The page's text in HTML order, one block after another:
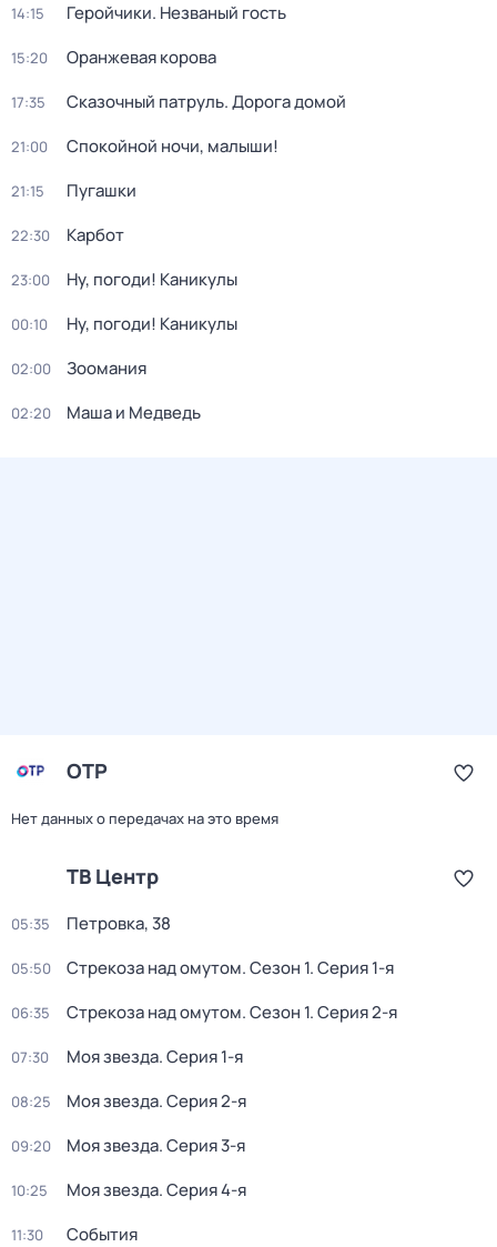
14:15 Геройчики. Незваный гость
15:20 Оранжевая корова
17:35 Сказочный патруль. Дорога домой
21:00 Спокойной ночи, малыши!
21:15 Пугашки
22:30 Карбот
23:00 Ну, погоди! Каникулы
00:10 Ну, погоди! Каникулы
02:00 Зоомания
02:20 Маша и Медведь
ОТР
Нет данных о передачах на это время
ТВ Центр
05:35 Петровка, 38
05:50 Стрекоза над омутом. Сезон 1. Серия 1-я
06:35 Стрекоза над омутом. Сезон 1. Серия 2-я
07:30 Моя звезда. Серия 1-я
08:25 Моя звезда. Серия 2-я
09:20 Моя звезда. Серия 3-я
10:25 Моя звезда. Серия 4-я
11:30 События